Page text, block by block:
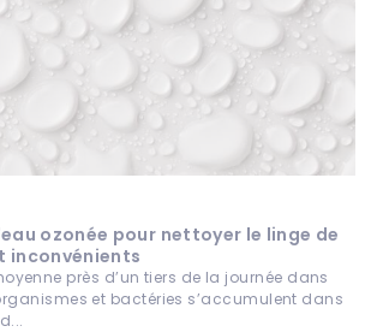
ozonée pour nettoyer le linge de
inconvénients
près d’un tiers de la journée dans
et bactéries s’accumulent dans